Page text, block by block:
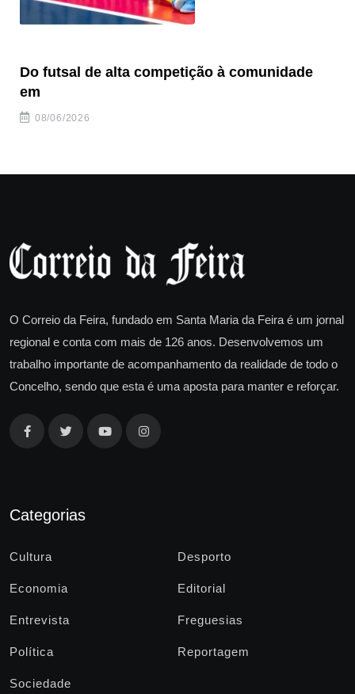
Do futsal de alta competição à comunidade
em
08/06/2026
O Correio da Feira, fundado em Santa Maria da Feira é um jornal
regional e conta com mais de 126 anos. Desenvolvemos um
trabalho importante de acompanhamento da realidade de todo o
Concelho, sendo que esta é uma aposta para manter e reforçar.
Categorias
Cultura Desporto
Economia Editorial
Entrevista Freguesias
Política Reportagem
Sociedade